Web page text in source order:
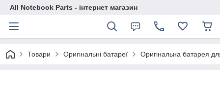
All Notebook Parts - інтернет магазин
Товари Оригінальні батареї Оригінальна батарея